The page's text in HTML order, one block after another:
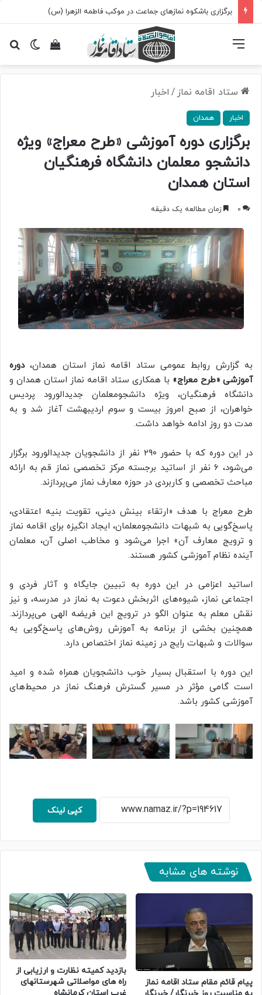
برگزاری باشکوه نمازهای جماعت در موکب فاطمه الزهرا (س)
تغییرمشاهده فهرست
ستاد اقامه نماز / اخبار
اخبار همدان
برگزاری دوره آموزشی «طرح معراج» ویژه
دانشجو معلمان دانشگاه فرهنگیان
استان همدان
0 زمان مطالعه یک دقیقه
به گزارش روابط عمومی ستاد اقامه نماز استان همدان،دوره
آموزشی «طرح معراج» با همکاری ستاد اقامه نماز استان همدان و
دانشگاه فرهنگیان، ویژه دانشجومعلمان جدیدالورود پردیس
خواهران، از صبح امروز بیست و سوم اردیبهشت آغاز شد و به
مدت دو روز ادامه خواهد داشت.
در این دوره که با حضور ۲۹۰ نفر از دانشجویان جدیدالورود برگزار
می‌شود، ۶ نفر از اساتید برجسته مرکز تخصصی نماز قم به ارائه
مباحث تخصصی و کاربردی در حوزه معارف نماز می‌پردازند.
طرح معراج با هدف «ارتقاء بینش دینی، تقویت بنیه اعتقادی،
پاسخ‌گویی به شبهات دانشجومعلمان، ایجاد انگیزه برای اقامه نماز
و ترویج معارف آن» اجرا می‌شود و مخاطب اصلی آن، معلمان
آینده نظام آموزشی کشور هستند.
اساتید اعزامی در این دوره به تبیین جایگاه و آثار فردی و
اجتماعی نماز، شیوه‌های اثربخش دعوت به نماز در مدرسه، و نیز
نقش معلم به عنوان الگو در ترویج این فریضه الهی می‌پردازند.
همچنین بخشی از برنامه به آموزش روش‌های پاسخ‌گویی به
سوالات و شبهات رایج در زمینه نماز اختصاص دارد.
این دوره با استقبال بسیار خوب دانشجویان همراه شده و امید
است گامی مؤثر در مسیر گسترش فرهنگ نماز در محیط‌های
آموزشی کشور باشد.
کپی لینک
نوشته های مشابه
پیام قائم مقام ستاد اقامه نماز
بازدید کمیته نظارت و ارزیابی از
راه های مواصلاتی شهرستانهای